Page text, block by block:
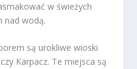
w świeżych
nad wodą.
są urokliwe wioski
Karpacz. Te miejsca są